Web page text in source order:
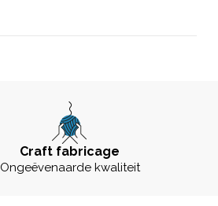
Craft fabricage
Ongeëvenaarde kwaliteit